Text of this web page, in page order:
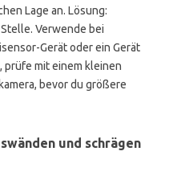
Lage an. Lösung:
Verwende bei
Gerät oder ein Gerät
prüfe mit einem kleinen
bevor du größere
und schrägen